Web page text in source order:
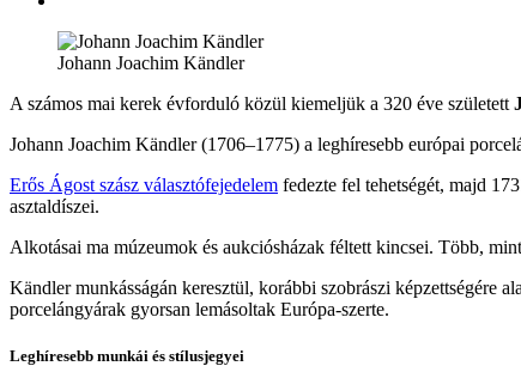
Johann Joachim Kändler
A számos mai kerek évforduló közül kiemeljük a 320 éve született
Johann Joachim Kändler (1706–1775) a leghíresebb európai
Erős Ágost szász választófejedelem fedezte fel tehetségét, majd
asztaldíszei.
Alkotásai ma múzeumok és aukciósházak féltett kincsei. Több,
Kändler munkásságán keresztül, korábbi szobrászi képzettségére
porcelángyárak gyorsan lemásoltak Európa-szerte.
Leghíresebb munkái és stílusjegyei